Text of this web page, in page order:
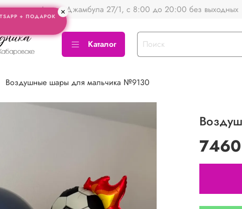
Адрес Джамбула 27/1, с 8:00 до 20:00 без выходных
Каталог
Воздушные шары для мальчика №9130
+ ПОДАРОК